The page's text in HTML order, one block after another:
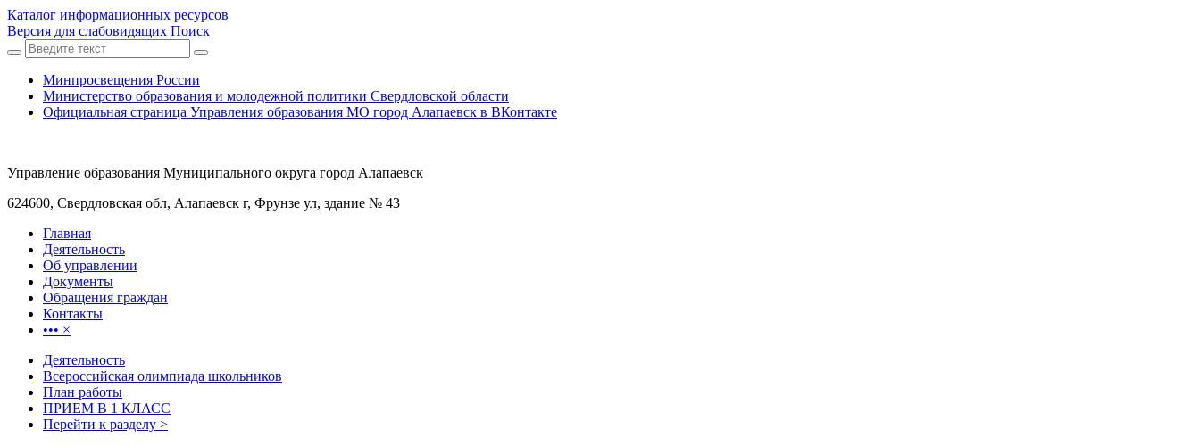
Каталог информационных ресурсов
Версия для слабовидящих Поиск
Минпросвещения России
Министерство образования и молодежной политики Свердловской области
Официальная страница Управления образования МО город Алапаевск в ВКонтакте
Управление образования Муниципального округа город Алапаевск
624600, Свердловская обл, Алапаевск г, Фрунзе ул, здание № 43
Главная
Деятельность
Об управлении
Документы
Обращения граждан
Контакты
••• ×
Деятельность
Всероссийская олимпиада школьников
План работы
ПРИЕМ В 1 КЛАСС
Перейти к разделу >